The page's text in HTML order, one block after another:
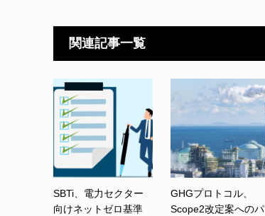
関連記事一覧
SBTi、電力セクター
向けネットゼロ基準
GHGプロトコル、
Scope2改定案へのパ